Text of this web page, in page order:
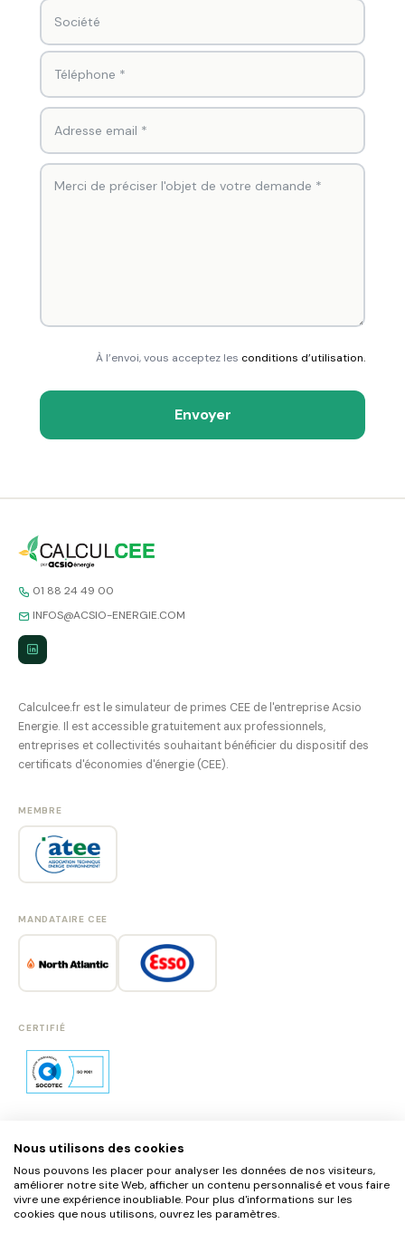
À l’envoi, vous acceptez les conditions d’utilisation.
Envoyer
01 88 24 49 00
INFOS@ACSIO-ENERGIE.COM
Calculcee.fr est le simulateur de primes CEE de l'entreprise Acsio
Energie. Il est accessible gratuitement aux professionnels,
entreprises et collectivités souhaitant bénéficier du dispositif des
certificats d'économies d'énergie (CEE).
MEMBRE
MANDATAIRE CEE
CERTIFIÉ
SE CONNECTER
S'INSCRIRE
MENTIONS LÉGALES
Nous utilisons des cookies
Nous pouvons les placer pour analyser les données de nos visiteurs,
améliorer notre site Web, afficher un contenu personnalisé et vous faire
vivre une expérience inoubliable. Pour plus d'informations sur les
cookies que nous utilisons, ouvrez les paramètres.